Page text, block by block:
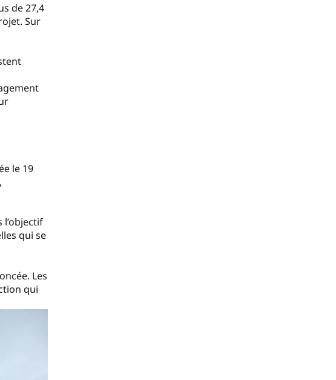
de 27,4
Sur
le 19
qui se
Les
qui